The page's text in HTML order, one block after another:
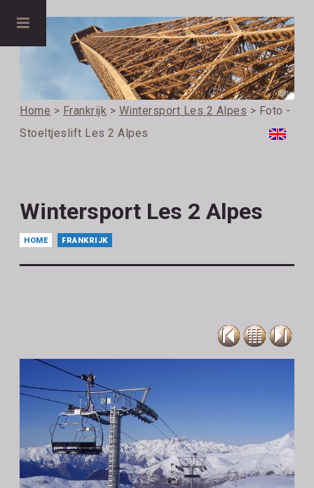
Home > Frankrijk > Wintersport Les 2 Alpes > Foto -
Stoeltjeslift Les 2 Alpes
Wintersport Les 2 Alpes
HOME FRANKRIJK